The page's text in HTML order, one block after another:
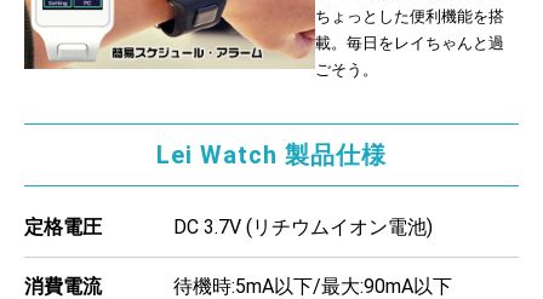
ちょっとした便利機能を搭
載。毎日をレイちゃんと過
ごそう。
Lei Watch 製品仕様
定格電圧 DC 3.7V (リチウムイオン電池)
消費電流 待機時:5mA以下/最大:90mA以下